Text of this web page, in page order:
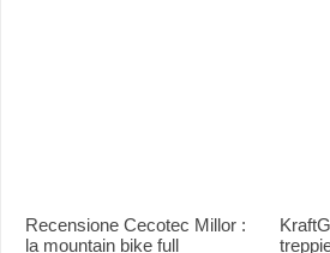
Recensione Cecotec Millor :
la mountain bike full